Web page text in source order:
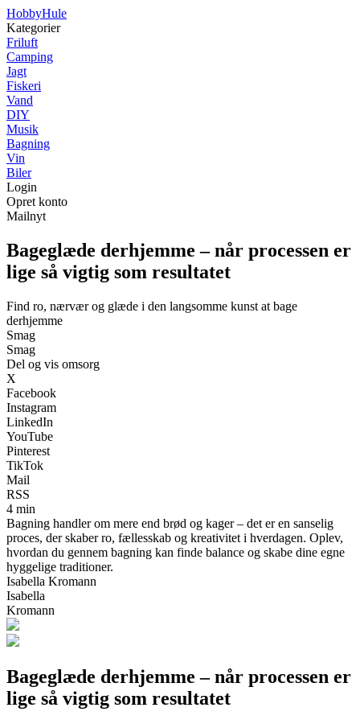
HobbyHule
Kategorier
Friluft
Camping
Jagt
Fiskeri
Vand
DIY
Musik
Bagning
Vin
Biler
Login
Opret konto
Mailnyt
Bageglæde derhjemme – når processen er
lige så vigtig som resultatet
Find ro, nærvær og glæde i den langsomme kunst at bage
derhjemme
Smag
Smag
Del og vis omsorg
X
Facebook
Instagram
LinkedIn
YouTube
Pinterest
TikTok
Mail
RSS
4 min
Bagning handler om mere end brød og kager – det er en sanselig
proces, der skaber ro, fællesskab og kreativitet i hverdagen. Oplev,
hvordan du gennem bagning kan finde balance og skabe dine egne
hyggelige traditioner.
Isabella Kromann
Isabella
Kromann
Bageglæde derhjemme – når processen er
lige så vigtig som resultatet